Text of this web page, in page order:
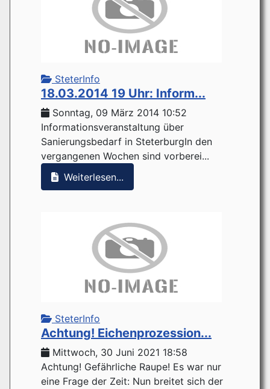
SteterInfo
18.03.2014 19 Uhr: Inform...
Sonntag, 09 März 2014 10:52
Informationsveranstaltung über
Sanierungsbedarf in SteterburgIn den
vergangenen Wochen sind vorberei...
Weiterlesen...
SteterInfo
Achtung! Eichenprozession...
Mittwoch, 30 Juni 2021 18:58
Achtung! Gefährliche Raupe! Es war nur
eine Frage der Zeit: Nun breitet sich der